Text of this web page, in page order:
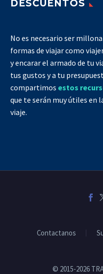
DESCUENTOS
No es necesario ser
formas de viajar como
y encarar el armado de tu
tus gustos y a tu
compartimos estos
que te serán muy útiles en
viaje.
Contactanos
© 2015-2026